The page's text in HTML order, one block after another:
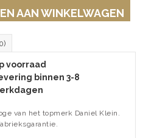
AAN WINKELWAGEN
voorraad
binnen 3-8
van het topmerk Daniel Klein.